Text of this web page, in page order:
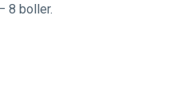
8 boller.